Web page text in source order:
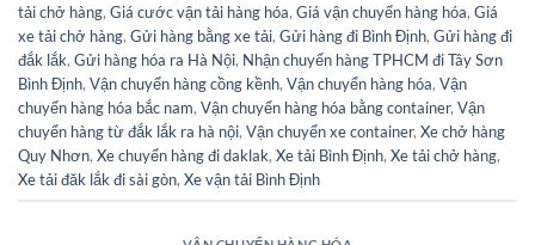
tải chở hàng, Giá cước vận tải hàng hóa, Giá vận chuyển hàng hóa, Giá
xe tải chở hàng, Gửi hàng bằng xe tải, Gửi hàng đi Bình Định, Gửi hàng đi
đắk lắk, Gửi hàng hóa ra Hà Nội, Nhận chuyển hàng TPHCM đi Tây Sơn
Bình Định, Vận chuyển hàng cồng kềnh, Vận chuyển hàng hóa, Vận
chuyển hàng hóa bắc nam, Vận chuyển hàng hóa bằng container, Vận
chuyển hàng từ đắk lắk ra hà nội, Vận chuyển xe container, Xe chở hàng
Quy Nhơn, Xe chuyển hàng đi daklak, Xe tải Bình Định, Xe tải chở hàng,
Xe tải đăk lắk đi sài gòn, Xe vận tải Bình Định